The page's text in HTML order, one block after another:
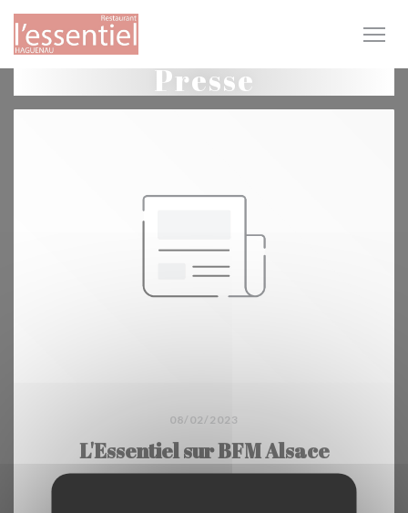
Personnalisation de vos choix en matière de cookies
Presse
08/02/2023
L'Essentiel sur BFM Alsace